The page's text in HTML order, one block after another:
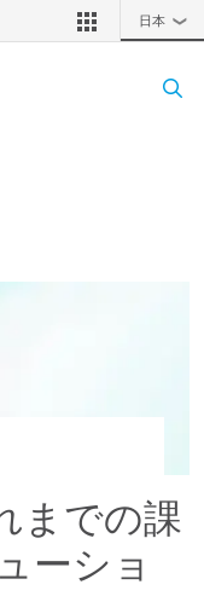
日本 ❯
までの課
ーショ